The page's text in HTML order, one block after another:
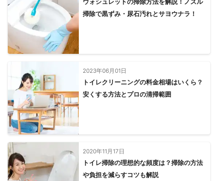
掃除で黒ずみ・尿石汚れとサヨウナラ！
2023年06月01日
トイレクリーニングの料金相場はいくら？
安くする方法とプロの清掃範囲
2020年11月17日
トイレ掃除の理想的な頻度は？掃除の方法
や負担を減らすコツも解説